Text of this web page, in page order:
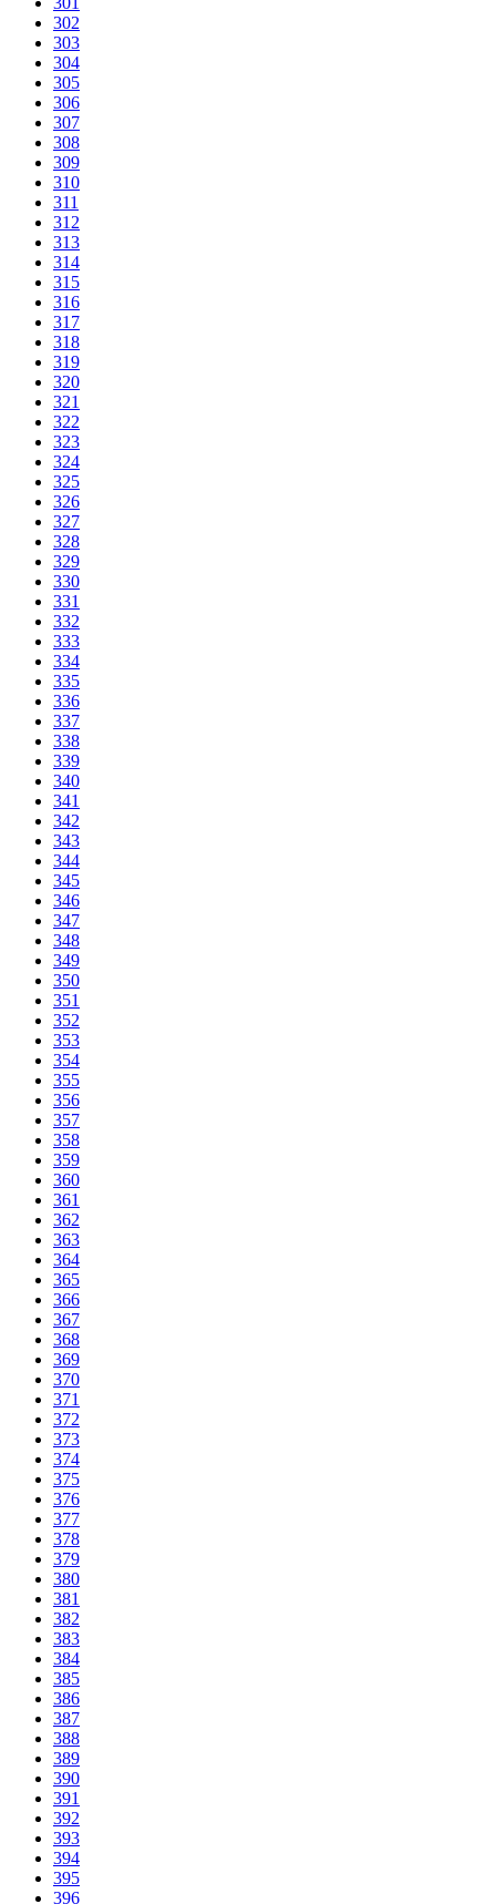
302
303
304
305
306
307
308
309
310
311
312
313
314
315
316
317
318
319
320
321
322
323
324
325
326
327
328
329
330
331
332
333
334
335
336
337
338
339
340
341
342
343
344
345
346
347
348
349
350
351
352
353
354
355
356
357
358
359
360
361
362
363
364
365
366
367
368
369
370
371
372
373
374
375
376
377
378
379
380
381
382
383
384
385
386
387
388
389
390
391
392
393
394
395
396